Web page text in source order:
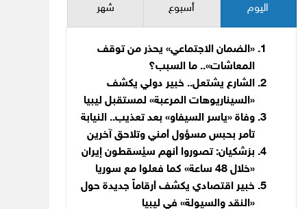
اليوم أسبوع شهر
«الضمان الاجتماعي» يحذر من توقف
المعاشات».. ما السبب؟
الشارع يشتعل.. خبير دولي يكشف
«السيناريوهات المرعبة» لمستقبل ليبيا
وفاة «ياسر السيفاو» بعد تعذيب.. النيابة
تأمر بحبس مسؤول أمني وتلاحق آخرين
بزشكيان: تصوروا أنهم سيُسقطون إيران
«خلال 48 ساعة» كما فعلوا مع سوريا
خبير اقتصادي يكشف أرقاماً جديدة حول
«النقد والسيولة» في ليبيا